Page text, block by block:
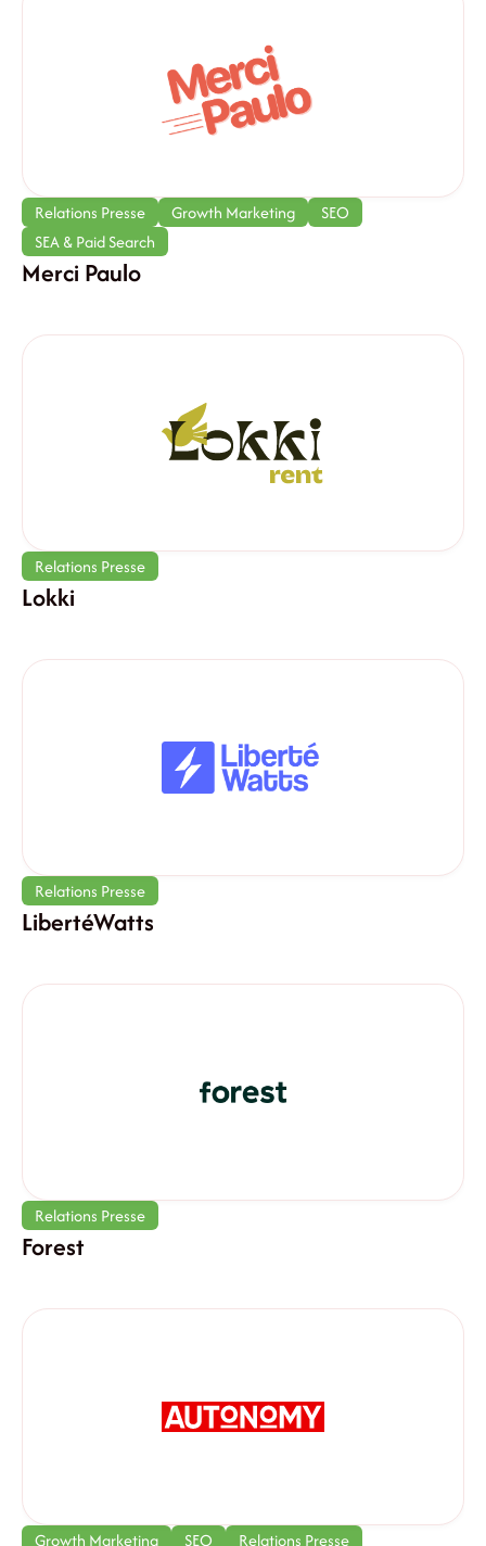
Relations Presse Growth Marketing
SEO
SEA & Paid Search
Merci Paulo
Relations Presse
Lokki
Relations Presse
LibertéWatts
Relations Presse
Forest
Growth Marketing SEO Relations Presse